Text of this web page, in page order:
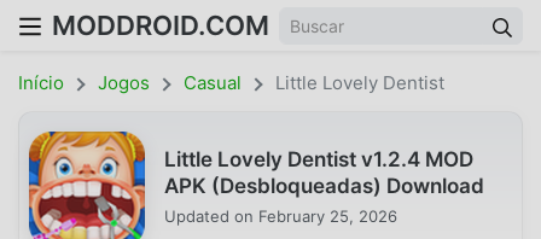
MODDROID.COM
Início Jogos Casual Little Lovely Dentist
Little Lovely Dentist v1.2.4 MOD
APK (Desbloqueadas) Download
Updated on February 25, 2026